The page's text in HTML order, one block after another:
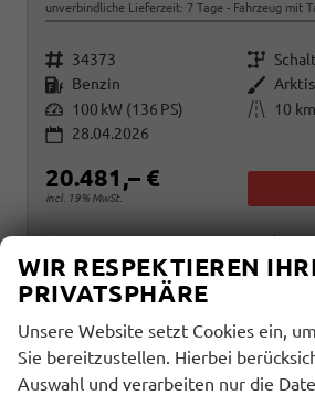
unverbindliche Lieferzeit: 7 Tage Fahrzeug mit
Fahrzeugnr. 34373 Getriebe
Kraftstoff Benzin Außenfarbe
Leistung 100 kW (136 PS) Kilometerstand
10 km
28.04.2026
20.481,– €
incl. 19% MwSt.
Verbrauch kombiniert:5,60 l/
CO
-Klasse: D
CO 2 -Emissionen:127,00 g/km
WIR RESPEKTIEREN
PRIVATSPHÄRE
Unsere Website setzt Cookies ein,
Sie bereitzustellen. Hierbei
Auswahl und verarbeiten nur die